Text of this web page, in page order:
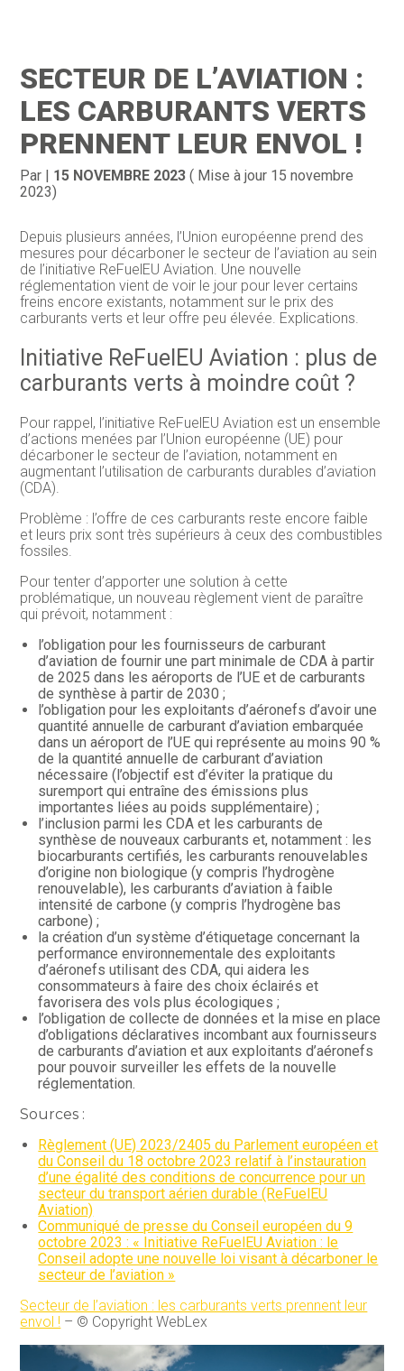
Gestion au quotidien
Pilotage d’entreprise
Compta
Juridique
Dématérialisation / collecte
SECTEUR DE L’AVIATION :
LES CARBURANTS VERTS
PRENNENT LEUR ENVOL !
Par | 15 NOVEMBRE 2023 ( Mise à jour 15 novembre
2023)
Depuis plusieurs années, l’Union européenne prend des
mesures pour décarboner le secteur de l’aviation au sein
de l’initiative ReFuelEU Aviation. Une nouvelle
réglementation vient de voir le jour pour lever certains
freins encore existants, notamment sur le prix des
carburants verts et leur offre peu élevée. Explications.
Initiative ReFuelEU Aviation : plus de
carburants verts à moindre coût ?
Pour rappel, l’initiative ReFuelEU Aviation est un ensemble
d’actions menées par l’Union européenne (UE) pour
décarboner le secteur de l’aviation, notamment en
augmentant l’utilisation de carburants durables d’aviation
(CDA).
Problème : l’offre de ces carburants reste encore faible
et leurs prix sont très supérieurs à ceux des combustibles
fossiles.
Pour tenter d’apporter une solution à cette
problématique, un nouveau règlement vient de paraître
qui prévoit, notamment :
l’obligation pour les fournisseurs de carburant
d’aviation de fournir une part minimale de CDA à partir
de 2025 dans les aéroports de l’UE et de carburants
de synthèse à partir de 2030 ;
l’obligation pour les exploitants d’aéronefs d’avoir une
quantité annuelle de carburant d’aviation embarquée
dans un aéroport de l’UE qui représente au moins 90 %
de la quantité annuelle de carburant d’aviation
nécessaire (l’objectif est d’éviter la pratique du
suremport qui entraîne des émissions plus
importantes liées au poids supplémentaire) ;
l’inclusion parmi les CDA et les carburants de
synthèse de nouveaux carburants et, notamment : les
biocarburants certifiés, les carburants renouvelables
d’origine non biologique (y compris l’hydrogène
renouvelable), les carburants d’aviation à faible
intensité de carbone (y compris l’hydrogène bas
carbone) ;
la création d’un système d’étiquetage concernant la
performance environnementale des exploitants
d’aéronefs utilisant des CDA, qui aidera les
consommateurs à faire des choix éclairés et
favorisera des vols plus écologiques ;
l’obligation de collecte de données et la mise en place
d’obligations déclaratives incombant aux fournisseurs
de carburants d’aviation et aux exploitants d’aéronefs
pour pouvoir surveiller les effets de la nouvelle
réglementation.
Sources :
Règlement (UE) 2023/2405 du Parlement européen et
du Conseil du 18 octobre 2023 relatif à l’instauration
d’une égalité des conditions de concurrence pour un
secteur du transport aérien durable (ReFuelEU
Aviation)
Communiqué de presse du Conseil européen du 9
octobre 2023 : « Initiative ReFuelEU Aviation : le
Conseil adopte une nouvelle loi visant à décarboner le
secteur de l’aviation »
Secteur de l’aviation : les carburants verts prennent leur
envol ! – © Copyright WebLex